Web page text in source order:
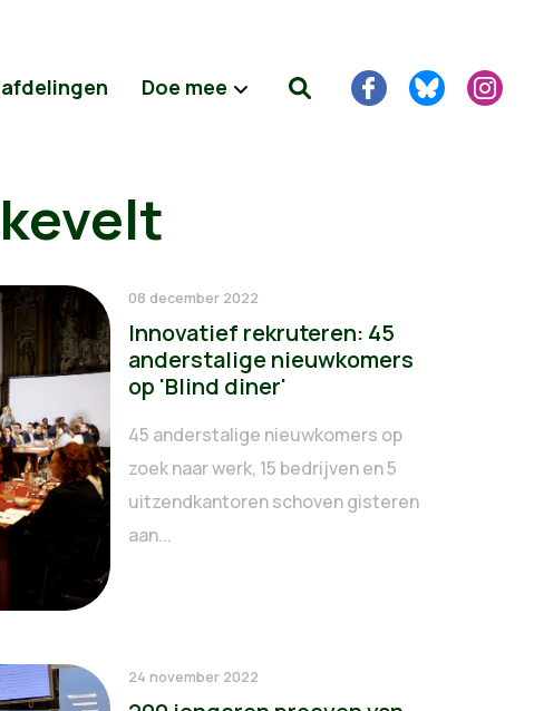
Doe mee
08 december 2022
Innovatief rekruteren: 45
anderstalige nieuwkomers
op 'Blind diner'
45 anderstalige nieuwkomers op
zoek naar werk, 15 bedrijven en 5
uitzendkantoren schoven gisteren
aan...
24 november 2022